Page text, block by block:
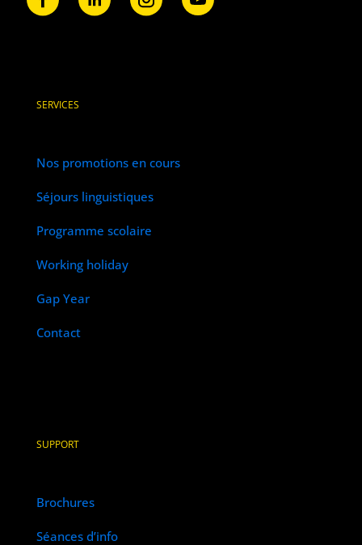
SERVICES
Nos promotions en cours
Séjours linguistiques
Programme scolaire
Working holiday
Gap Year
Contact
SUPPORT
Brochures
Séances d’info